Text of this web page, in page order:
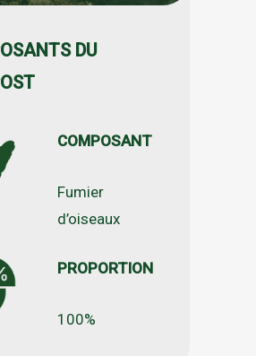
DU
COMPOSANT
Fumier
d’oiseaux
PROPORTION
100%